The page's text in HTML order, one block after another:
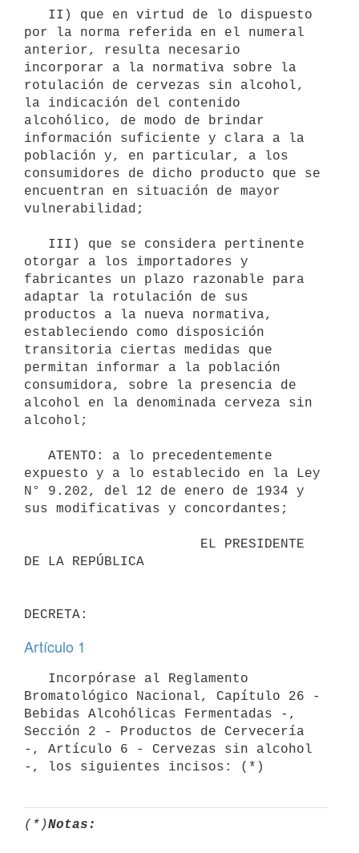
por la norma referida en el numeral
anterior, resulta necesario
incorporar a la normativa sobre la
rotulación de cervezas sin alcohol,
la indicación del contenido
alcohólico, de modo de brindar
información suficiente y clara a la
población y, en particular, a los
consumidores de dicho producto que se
encuentran en situación de mayor
vulnerabilidad;
otorgar a los importadores y
fabricantes un plazo razonable para
adaptar la rotulación de sus
productos a la nueva normativa,
estableciendo como disposición
transitoria ciertas medidas que
permitan informar a la población
consumidora, sobre la presencia de
alcohol en la denominada cerveza sin
alcohol;
expuesto y a lo establecido en la Ley
N° 9.202, del 12 de enero de 1934 y
sus modificativas y concordantes;
DE LA REPÚBLICA
Artículo 1
Bromatológico Nacional, Capítulo 26 -
Bebidas Alcohólicas Fermentadas -,
Sección 2 - Productos de Cervecería
-, Artículo 6 - Cervezas sin alcohol
-, los siguientes incisos: (*)
(*)Notas: